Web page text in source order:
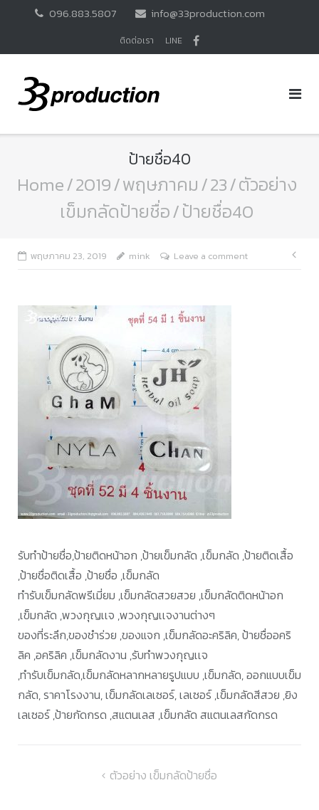
096.883.5807 info@33production.com
ติดต่อเรา LINE
ป้ายชื่อ40
Home/2019/พฤษภาคม/23/ตัวอย่าง
เข็มกลัดป้ายชื่อ/ป้ายชื่อ40
พฤษภาคม 23, 2019 mink Leave a comment
แน
รับทำป้ายชื่อ,ป้ายติดหน้าอก ,ป้ายเข็มกลัด ,เข็มกลัด ,ป้ายติดเสื้อ
,ป้ายชื่อติดเสื้อ ,ป้ายชื่อ ,เข็มกลัด
ทำรับเข็มกลัดพรีเมี่ยม ,เข็มกลัดสวยสวย ,เข็มกลัดติดหน้าอก
,เข็มกลัด ,พวงกุญเเจ ,พวงกุญเเจงานต่างๆ
ของที่ระลึก,ของชำร่วย ,ของแจก ,เข็มกลัดอะคริลิค, ป้ายชื่ออคริ
ลิค ,อคริลิค ,เข็มกลัดงาน ,รับทำพวงกุญเเจ
,ทำรับเข็มกลัด,เข็มกลัดหลากหลายรูปแบบ ,เข็มกลัด, ออกแบบเข็ม
กลัด, ราคาโรงงาน, เข็มกลัดเลเซอร์, เลเซอร์ ,เข็มกลัดสีสวย ,ยิง
เลเซอร์ ,ป้ายกัดกรด ,สแตนเลส ,เข็มกลัด สแตนเลสกัดกรด
ตัวอย่าง เข็มกลัดป้ายชื่อ